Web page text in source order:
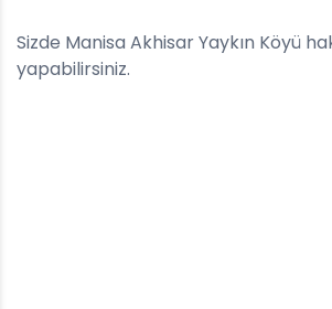
Sizde Manisa Akhisar Yaykın Köyü
yapabilirsiniz.